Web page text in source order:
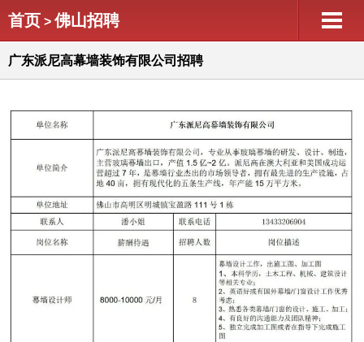
首页 > 佛山招聘
广东派尼高幕墙装饰有限公司招聘